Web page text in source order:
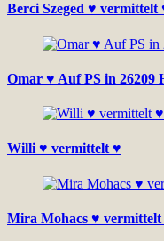
Berci Szeged ♥ vermittelt
Omar ♥ Auf PS in 26209
Willi ♥ vermittelt ♥
Mira Mohacs ♥ vermittelt